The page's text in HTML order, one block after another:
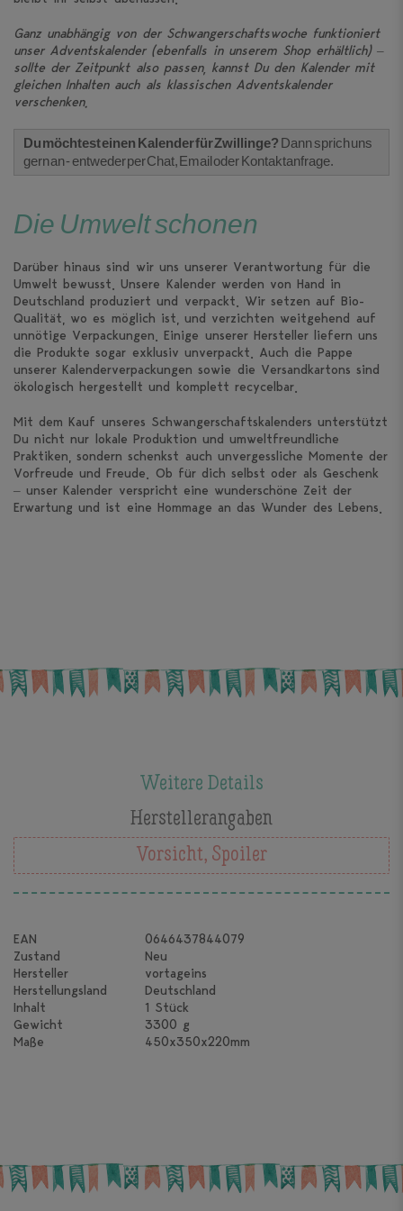
Ganz unabhängig von der Schwangerschaftswoche funktioniert
unser Adventskalender (ebenfalls in unserem Shop erhältlich) –
sollte der Zeitpunkt also passen, kannst Du den Kalender mit
gleichen Inhalten auch als klassischen Adventskalender
verschenken.
Du möchtest einen Kalender für Zwillinge? Dann sprich uns
gern an - entweder per Chat, Email oder Kontaktanfrage.
Die Umwelt schonen
Darüber hinaus sind wir uns unserer Verantwortung für die
Umwelt bewusst. Unsere Kalender werden von Hand in
Deutschland produziert und verpackt. Wir setzen auf Bio-
Qualität, wo es möglich ist, und verzichten weitgehend auf
unnötige Verpackungen. Einige unserer Hersteller liefern uns
die Produkte sogar exklusiv unverpackt. Auch die Pappe
unserer Kalenderverpackungen sowie die Versandkartons sind
ökologisch hergestellt und komplett recycelbar.
Mit dem Kauf unseres Schwangerschaftskalenders unterstützt
Du nicht nur lokale Produktion und umweltfreundliche
Praktiken, sondern schenkst auch unvergessliche Momente der
Vorfreude und Freude. Ob für dich selbst oder als Geschenk
– unser Kalender verspricht eine wunderschöne Zeit der
Erwartung und ist eine Hommage an das Wunder des Lebens.
Weitere Details
Herstellerangaben
Vorsicht, Spoiler
EAN
0646437844079
Zustand
Neu
Hersteller
vortageins
Herstellungsland
Deutschland
Inhalt
1 Stück
Gewicht
3300 g
Maße
450x350x220mm